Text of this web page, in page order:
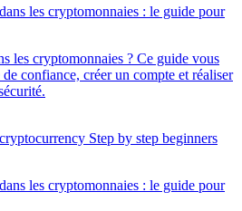
les cryptomonnaies : le guide pour
les cryptomonnaies ? Ce guide vous
confiance, créer un compte et réaliser
les cryptomonnaies : le guide pour